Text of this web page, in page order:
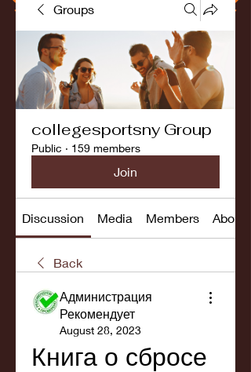
Groups
collegesportsny Group
Public · 159 members
Join
Discussion Media Members About
Back
Администрация
Рекомендует
August 28, 2023
Книга о сбросе